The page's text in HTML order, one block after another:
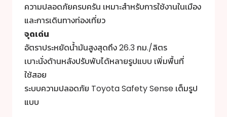
ความปลอดภัยครบครัน เหมาะสำหรับการใช้งานในเมือง
และการเดินทางท่องเที่ยว
จุดเด่น
อัตราประหยัดน้ำมันสูงสุดถึง 26.3 กม./ลิตร
เบาะนั่งด้านหลังปรับพับได้หลายรูปแบบ เพิ่มพื้นที่
ใช้สอย
ระบบความปลอดภัย Toyota Safety Sense เต็มรูป
แบบ